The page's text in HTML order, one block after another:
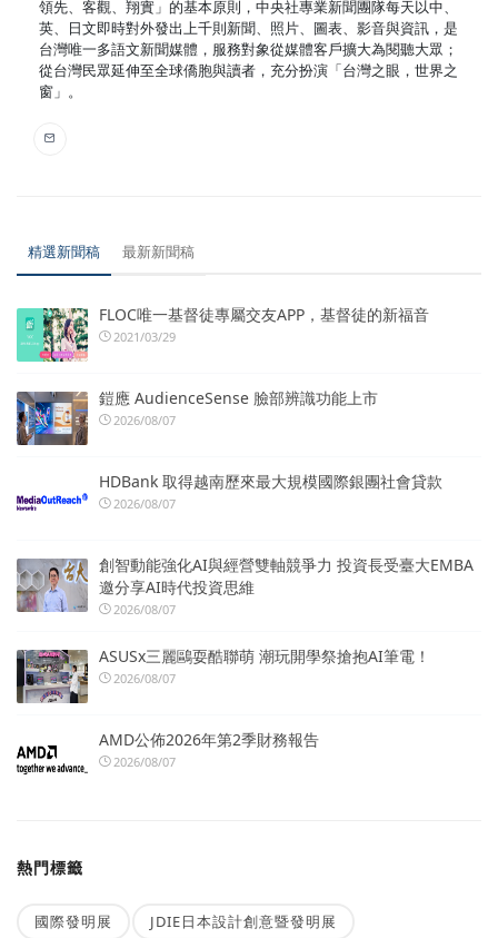
領先、客觀、翔實」的基本原則，中央社專業新聞團隊每天以中、
英、日文即時對外發出上千則新聞、照片、圖表、影音與資訊，是
台灣唯一多語文新聞媒體，服務對象從媒體客戶擴大為閱聽大眾；
從台灣民眾延伸至全球僑胞與讀者，充分扮演「台灣之眼，世界之
窗」。
精選新聞稿 最新新聞稿
FLOC唯一基督徒專屬交友APP，基督徒的新福音
2021/03/29
鎧應 AudienceSense 臉部辨識功能上市
2026/08/07
HDBank 取得越南歷來最大規模國際銀團社會貸款
2026/08/07
創智動能強化AI與經營雙軸競爭力 投資長受臺大EMBA
邀分享AI時代投資思維
2026/08/07
ASUSx三麗鷗耍酷聯萌 潮玩開學祭搶抱AI筆電！
2026/08/07
AMD公佈2026年第2季財務報告
2026/08/07
熱門標籤
國際發明展 JDIE日本設計創意暨發明展